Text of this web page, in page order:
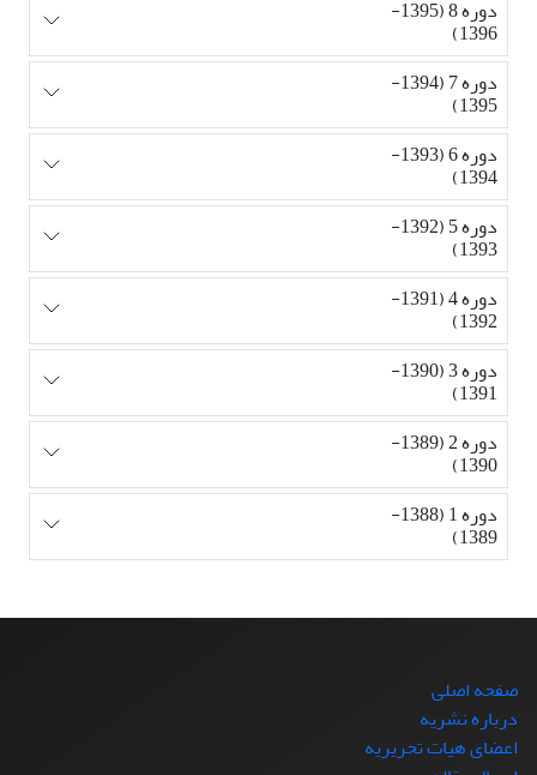
دوره 8 (1395-
1396)
دوره 7 (1394-
1395)
دوره 6 (1393-
1394)
دوره 5 (1392-
1393)
دوره 4 (1391-
1392)
دوره 3 (1390-
1391)
دوره 2 (1389-
1390)
دوره 1 (1388-
1389)
صفحه اصلی
درباره نشریه
اعضای هیات تحریریه